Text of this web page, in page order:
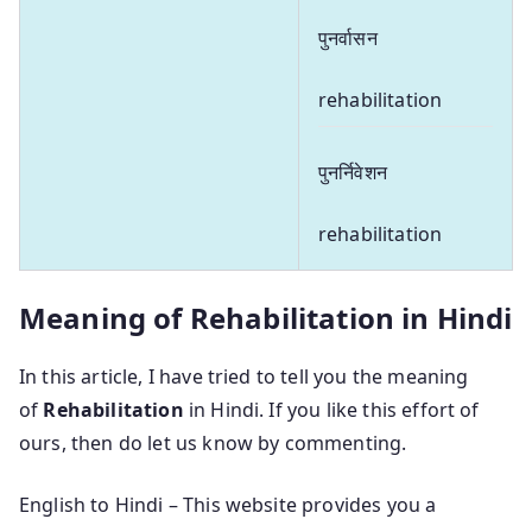
पुनर्वासन
rehabilitation
पुनर्निवेशन
rehabilitation
Meaning of Rehabilitation in Hindi
In this article, I have tried to tell you the meaning
of Rehabilitation in Hindi. If you like this effort of
ours, then do let us know by commenting.
English to Hindi – This website provides you a